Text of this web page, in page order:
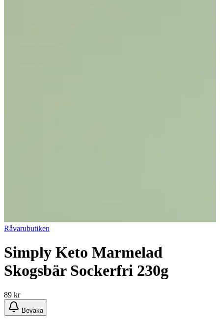
Råvarubutiken
Simply Keto Marmelad
Skogsbär Sockerfri 230g
89 kr
Bevaka